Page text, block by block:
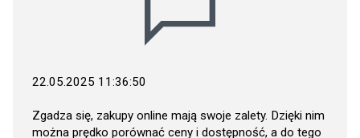
22.05.2025 11:36:50
Zgadza się, zakupy online mają swoje zalety. Dzięki nim
można prędko porównać ceny i dostępność, a do tego